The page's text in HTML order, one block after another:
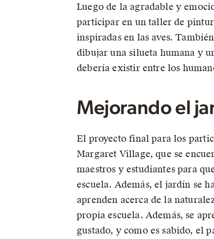
Luego de la agradable y
participar en un taller de
inspiradas en las aves.
dibujar una silueta humana y
debería existir entre los
Mejorando el
El proyecto final para los
Margaret Village, que se
maestros y estudiantes para
escuela. Además, el jardín se
aprenden acerca de la
propia escuela. Además, se
gustado, y como es sabido, el